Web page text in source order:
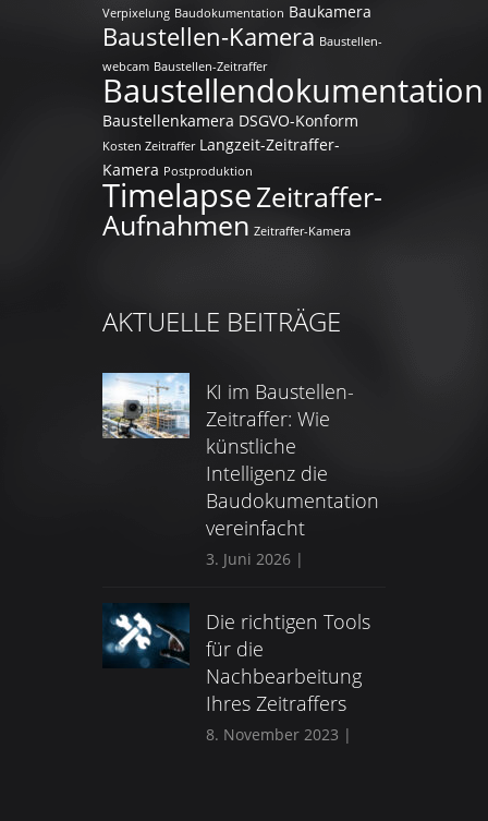
Verpixelung Baudokumentation Baukamera
Baustellen-Kamera Baustellen-
webcam Baustellen-Zeitraffer
Baustellendokumentation
Baustellenkamera DSGVO-Konform
Kosten Zeitraffer Langzeit-Zeitraffer-
Kamera Postproduktion
TimelapseZeitraffer-
Aufnahmen Zeitraffer-Kamera
AKTUELLE BEITRÄGE
KI im Baustellen-
Zeitraffer: Wie
künstliche
Intelligenz die
Baudokumentation
vereinfacht
3. Juni 2026 |
Die richtigen Tools
für die
Nachbearbeitung
Ihres Zeitraffers
8. November 2023 |